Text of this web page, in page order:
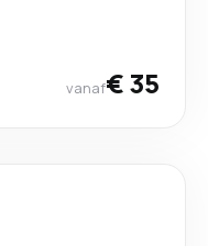
vanaf€ 35